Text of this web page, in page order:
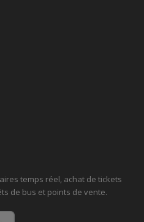
temps réel, achat de tickets
de bus et points de vente.